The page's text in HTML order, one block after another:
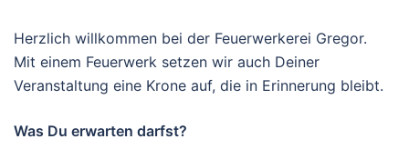
Herzlich willkommen bei der Feuerwerkerei Gregor.
Mit einem Feuerwerk setzen wir auch Deiner
Veranstaltung eine Krone auf, die in Erinnerung bleibt.
Was Du erwarten darfst?